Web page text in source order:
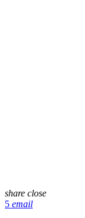
share close
5 email